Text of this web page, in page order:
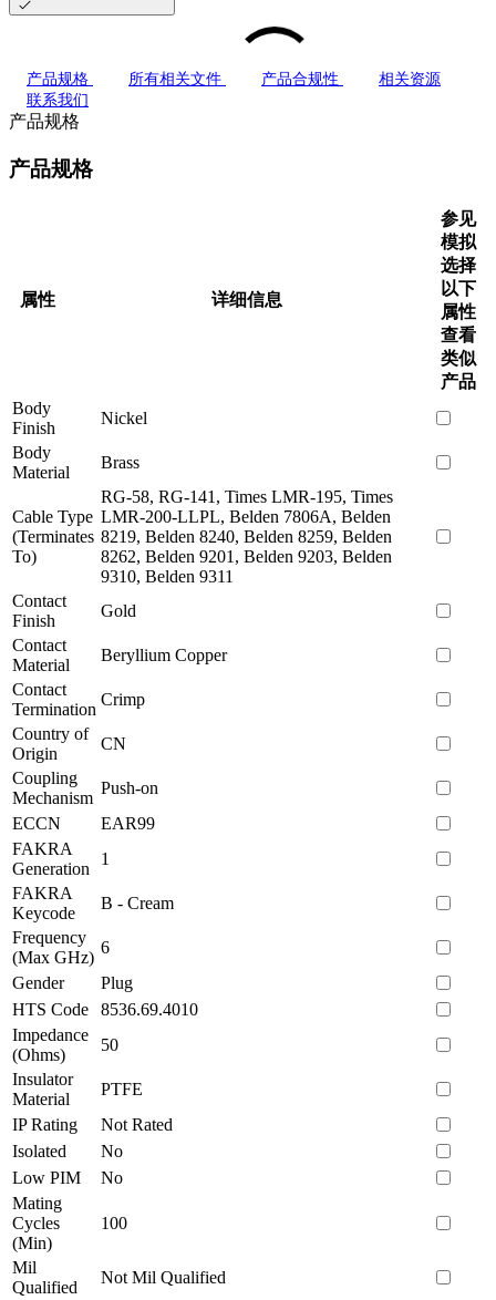
产品规格 所有相关文件 产品合规性
相关资源
联系我们
产品规格
产品规格
属性 详细信息
参见
模拟
选择
以下
属性
查看
类似
产品
Body
Finish
Nickel
Body
Material
Brass
Cable Type
(Terminates
To)
RG-58, RG-141, Times LMR-195, Times
LMR-200-LLPL, Belden 7806A, Belden
8219, Belden 8240, Belden 8259, Belden
8262, Belden 9201, Belden 9203, Belden
9310, Belden 9311
Contact
Finish
Gold
Contact
Material
Beryllium Copper
Contact
Termination
Crimp
Country of
Origin
CN
Coupling
Mechanism
Push-on
ECCN
EAR99
FAKRA
Generation
1
FAKRA
Keycode
B - Cream
Frequency
(Max GHz)
6
Gender
Plug
HTS Code
8536.69.4010
Impedance
(Ohms)
50
Insulator
Material
PTFE
IP Rating
Not Rated
Isolated
No
Low PIM
No
Mating
Cycles
(Min)
100
Mil
Qualified
Not Mil Qualified